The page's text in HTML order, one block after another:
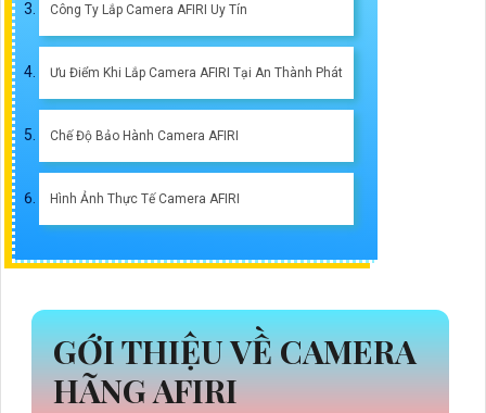
Công Ty Lắp Camera AFIRI Uy Tín
Ưu Điểm Khi Lắp Camera AFIRI Tại An Thành Phát
Chế Độ Bảo Hành Camera AFIRI
Hình Ảnh Thực Tế Camera AFIRI
GỚI THIỆU VỀ CAMERA
HÃNG AFIRI